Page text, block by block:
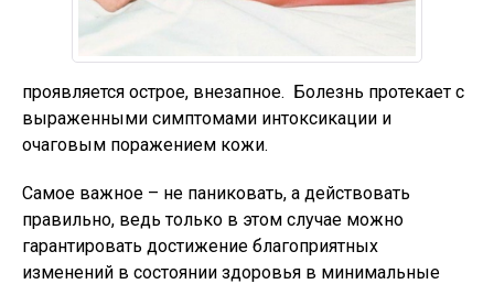
проявляется острое, внезапное. Болезнь протекает с
выраженными симптомами интоксикации и
очаговым поражением кожи.
Самое важное – не паниковать, а действовать
правильно, ведь только в этом случае можно
гарантировать достижение благоприятных
изменений в состоянии здоровья в минимальные